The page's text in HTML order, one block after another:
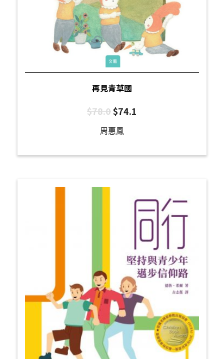
再見青草國
$78.0$74.1
周惠鳳